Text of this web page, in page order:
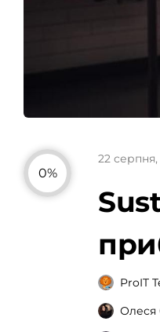
0%
22 серпня,
ProIT
Олеся